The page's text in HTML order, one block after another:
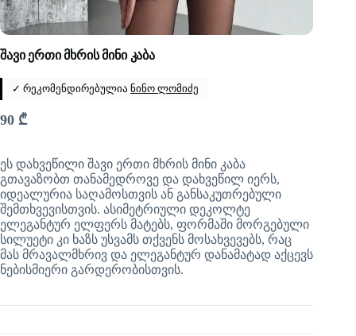
შავი ერთი მხრის მინი კაბა
✓ რეკომენდირებულია ნინო ლომიძე
90 ₾
ეს დახვეწილი შავი ერთი მხრის მინი კაბა
გთავაზობთ თანამედროვე და დახვეწილ იერს,
იდეალურია საღამოსთვის ან განსაკუთრებული
შემთხვევისთვის. ასიმეტრიული დეკოლტე
ელეგანტურ ელფერს მატებს, ფორმაში მორგებული
სილუეტი კი ხაზს უსვამს თქვენს მოსახვევებს, რაც
მას მრავალმხრივ და ელეგანტურ დანამატად აქცევს
ნებისმიერი გარდერობისთვის.